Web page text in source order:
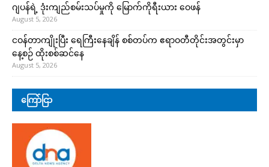
ဂျပန်ရဲ့ ဒုံးကျည်စမ်းသပ်မှုကို မြောက်ကိုရီးယား ဝေဖန်
August 5, 2026
ငဝန်တာကျိုးပြီး ရေကြီးနေချိန် စစ်တပ်က ဧရာဝတီတိုင်းအတွင်းမှာ
နေ့စဉ် ထိုးစစ်ဆင်နေ
August 5, 2026
ကြော်ငြာ